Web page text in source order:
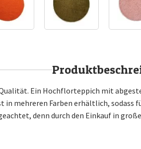
Ein Hochflorteppich mit
in mehreren Farben erhältlich, sodass
denn durch den Einkauf in